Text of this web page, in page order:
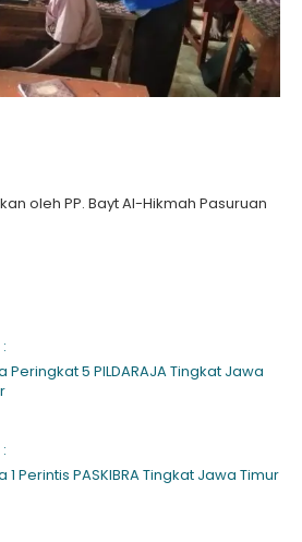
oleh PP. Bayt Al-Hikmah Pasuruan
Peringkat 5 PILDARAJA Tingkat Jawa
1 Perintis PASKIBRA Tingkat Jawa Timur